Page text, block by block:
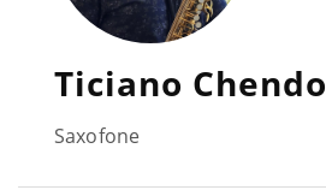
Ticiano Chendo
Saxofone